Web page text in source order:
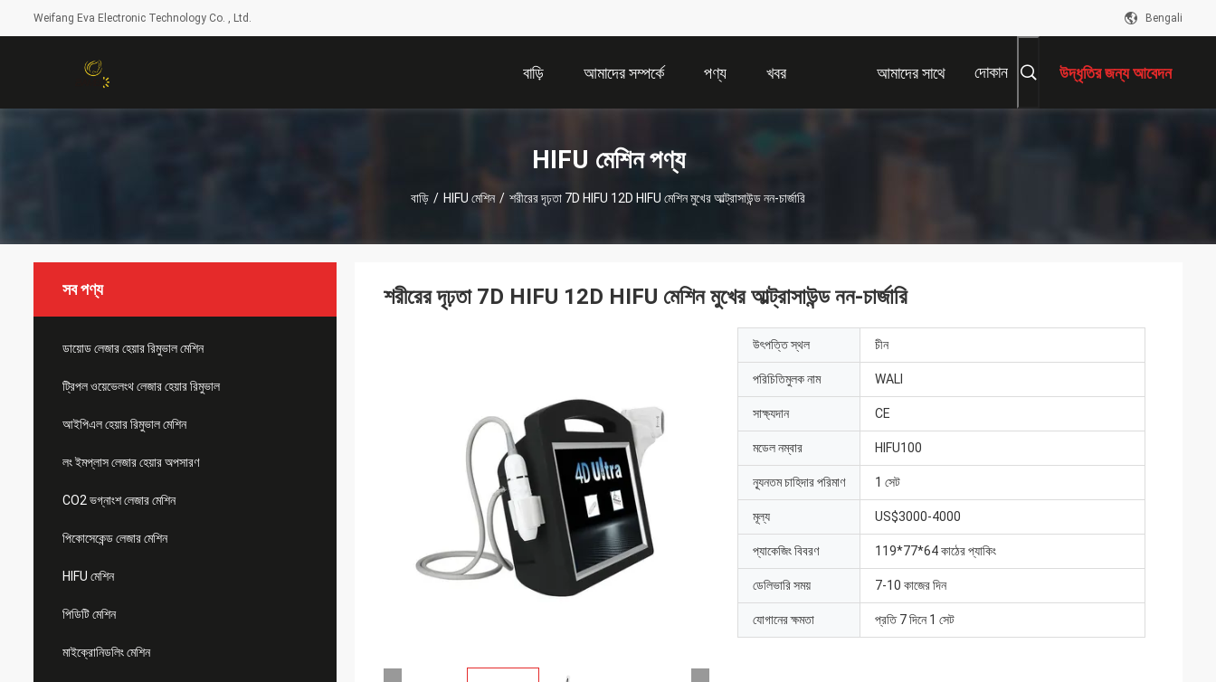
Weifang Eva Electronic Technology Co. , Ltd. Bengali
বাড়ি আমাদের সম্পর্কে পণ্য খবর আমাদের সাথে দোকান উদ্ধৃতির জন্য আবেদন
HIFU মেশিন পণ্য
বাড়ি / HIFU মেশিন / শরীরের দৃঢ়তা 7D HIFU 12D HIFU মেশিন মুখের আল্ট্রাসাউন্ড নন-চার্জারি
সব পণ্য
ডায়োড লেজার হেয়ার রিমুভাল মেশিন
ট্রিপল ওয়েভেলংথ লেজার হেয়ার রিমুভাল
আইপিএল হেয়ার রিমুভাল মেশিন
লং ইমপ্লাস লেজার হেয়ার অপসারণ
CO2 ভগ্নাংশ লেজার মেশিন
পিকোসেকেন্ড লেজার মেশিন
HIFU মেশিন
পিডিটি মেশিন
মাইক্রোনিডলিং মেশিন
শরীরের দৃঢ়তা 7D HIFU 12D HIFU মেশিন মুখের আল্ট্রাসাউন্ড নন-চার্জারি
উৎপত্তি স্থল চীন
পরিচিতিমুলক নাম WALI
সাক্ষ্যদান CE
মডেল নম্বার HIFU100
ন্যূনতম চাহিদার পরিমাণ 1 সেট
মূল্য US$3000-4000
প্যাকেজিং বিবরণ 119*77*64 কাঠের প্যাকিং
ডেলিভারি সময় 7-10 কাজের দিন
যোগানের ক্ষমতা প্রতি 7 দিনে 1 সেট